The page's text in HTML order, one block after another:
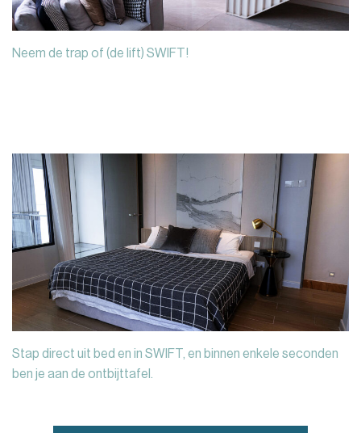
Neem de trap of (de lift) SWIFT!
Stap direct uit bed en in SWIFT, en binnen enkele seconden
ben je aan de ontbijttafel.